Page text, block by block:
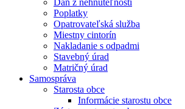
Daň z nehnuteľností
Poplatky
Opatrovateľská služba
Miestny cintorín
Nakladanie s odpadmi
Stavebný úrad
Matričný úrad
Samospráva
Starosta obce
Informácie starostu obce